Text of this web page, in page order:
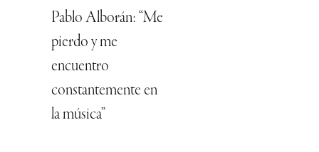
Pablo Alborán: “Me
pierdo y me
encuentro
constantemente en
la música”